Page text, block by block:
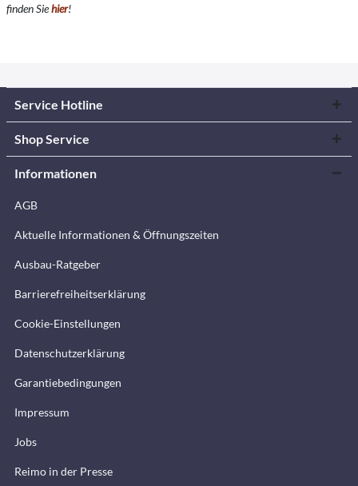
finden Siehier!
Service Hotline
Shop Service
Informationen
AGB
Aktuelle Informationen & Öffnungszeiten
Ausbau-Ratgeber
Barrierefreiheitserklärung
Cookie-Einstellungen
Datenschutzerklärung
Garantiebedingungen
Impressum
Jobs
Reimo in der Presse